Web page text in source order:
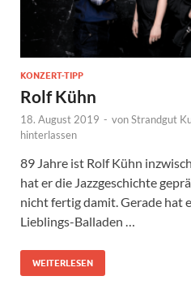
KONZERT-TIPP
Rolf Kühn
18. August 2019 - vonStrandgut
hinterlassen
89 Jahre ist Rolf Kühn
hat er die Jazzgeschichte
nicht fertig damit. Gerade hat
Lieblings-Balladen …
WEITERLESEN